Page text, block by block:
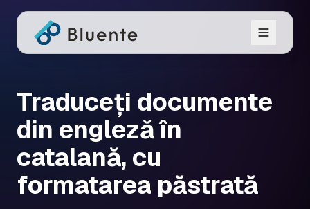
Traduceți documente
din engleză în
catalană, cu
formatarea păstrată